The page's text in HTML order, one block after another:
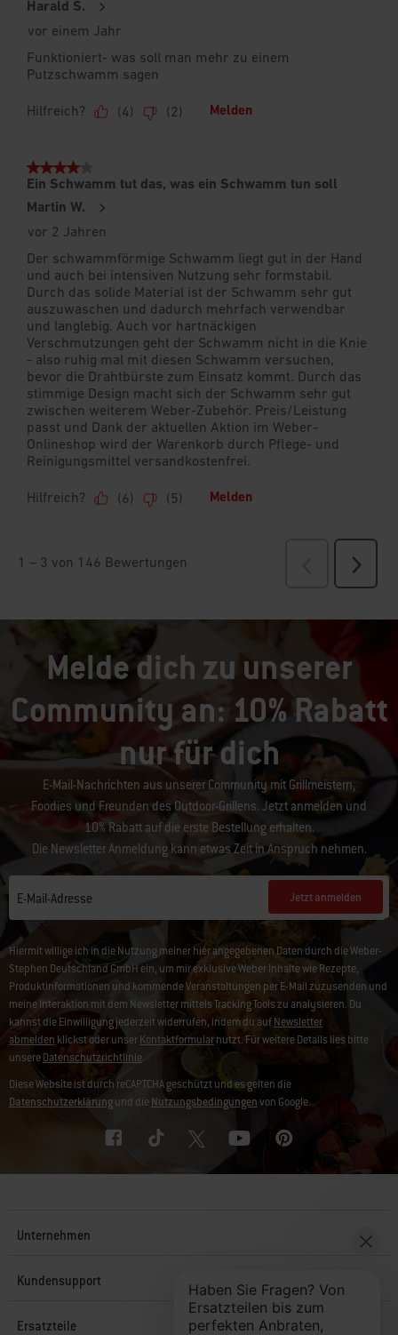
Melde dich zu unserer
Community an: 10% Rabatt
nur für dich
E-Mail-Nachrichten aus unserer Community mit Grillmeistern,
Foodies und Freunden des Outdoor-Grillens. Jetzt anmelden und
10% Rabatt auf die erste Bestellung erhalten.
Die Newsletter Anmeldung kann etwas Zeit in Anspruch nehmen.
E-Mail-Adresse Jetzt anmelden
Hiermit willige ich in die Nutzung meiner hier angegebenen Daten durch die Weber-
Stephen Deutschland GmbH ein, um mir exklusive Weber Inhalte wie Rezepte,
Produktinformationen und kommende Veranstaltungen per E-Mail zuzusenden und
meine Interaktion mit dem Newsletter mittels Tracking Tools zu analysieren. Du
kannst die Einwilligung jederzeit widerrufen, indem du aufNewsletter
abmelden klickst oder unserKontaktformularnutzt. Für weitere Details lies bitte
unsereDatenschutzrichtlinie.
Diese Website ist durch reCAPTCHA geschützt und es gelten die
Datenschutzerklärungund dieNutzungsbedingungenvon Google.
Unternehmen
Kundensupport
Ersatzteile